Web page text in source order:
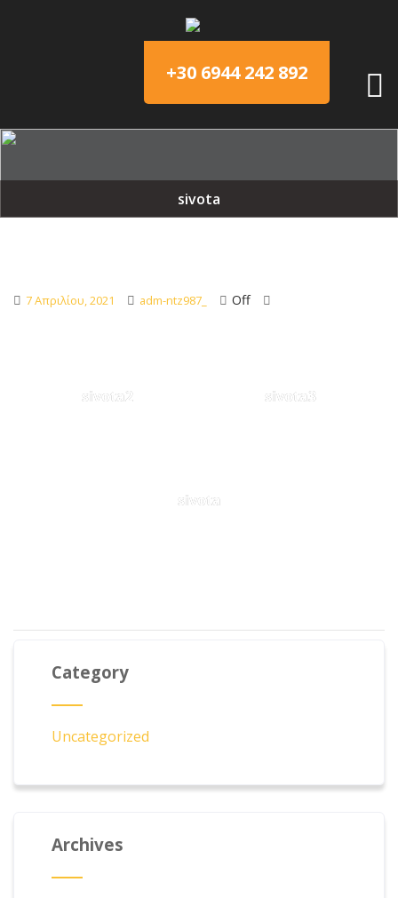
+30 6944 242 892
sivota
7 Απριλίου, 2021 adm-ntz987_ Off
sivota2 sivota3
sivota
Category
Uncategorized
Archives